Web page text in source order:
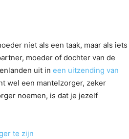
niet als een taak, maar als iets
moeder of dochter van de
uit in een uitzending van
wel een mantelzorger, zeker
noemen, is dat je jezelf
te zijn